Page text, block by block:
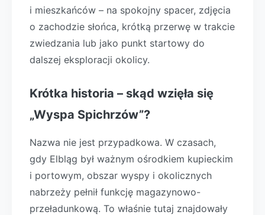
i mieszkańców – na spokojny spacer, zdjęcia
o zachodzie słońca, krótką przerwę w trakcie
zwiedzania lub jako punkt startowy do
dalszej eksploracji okolicy.
Krótka historia – skąd wzięła się
„Wyspa Spichrzów”?
Nazwa nie jest przypadkowa. W czasach,
gdy Elbląg był ważnym ośrodkiem kupieckim
i portowym, obszar wyspy i okolicznych
nabrzeży pełnił funkcję magazynowo-
przeładunkową. To właśnie tutaj znajdowały